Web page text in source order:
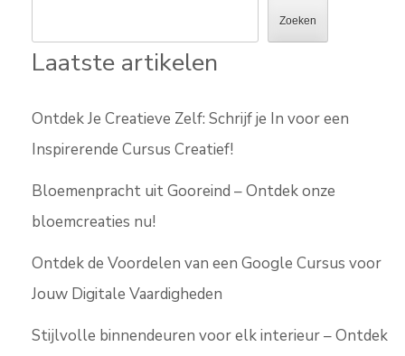
Zoeken
Laatste artikelen
Ontdek Je Creatieve Zelf: Schrijf je In voor een
Inspirerende Cursus Creatief!
Bloemenpracht uit Gooreind – Ontdek onze
bloemcreaties nu!
Ontdek de Voordelen van een Google Cursus voor
Jouw Digitale Vaardigheden
Stijlvolle binnendeuren voor elk interieur – Ontdek